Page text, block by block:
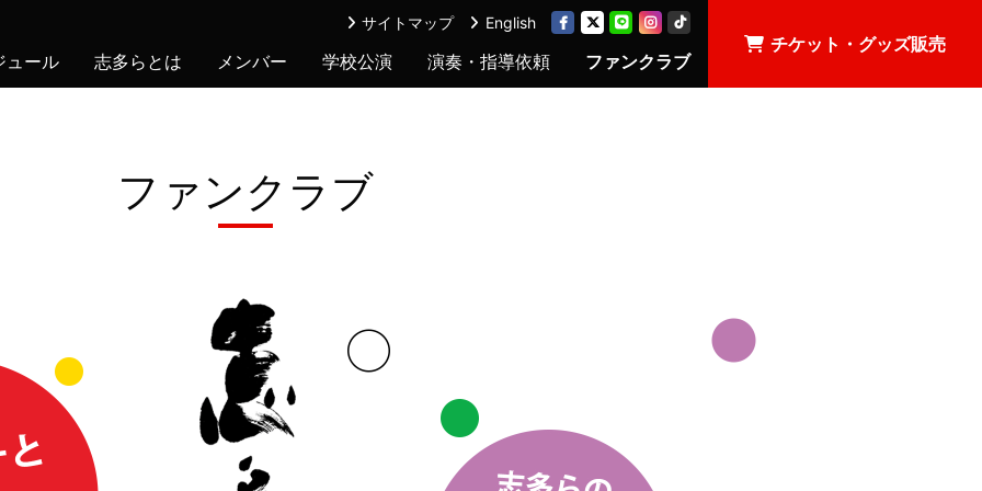
サイトマップ English
ュール 志多らとは メンバー 学校公演 演奏・指導依頼 ファンクラブ
チケット・グッズ販売
ファンクラブ